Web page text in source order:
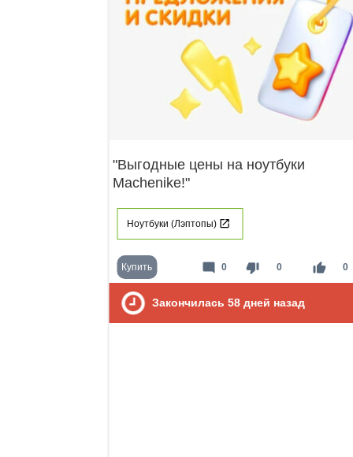
"Выгодные цены на ноутбуки
Machenike!"
Ноутбуки (Лэптопы)
Купить thumb_down 0 thumb_up 0
mode_comment 0
Закончилась 58 дней назад